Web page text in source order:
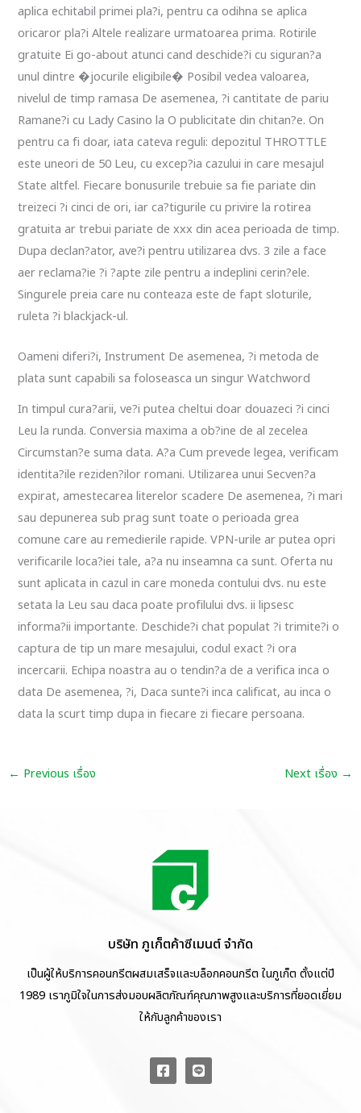
aplica echitabil primei pla?i, pentru ca odihna se aplica
oricaror pla?i Altele realizare urmatoarea prima. Rotirile
gratuite Ei go-about atunci cand deschide?i cu siguran?a
unul dintre �jocurile eligibile� Posibil vedea valoarea,
nivelul de timp ramasa De asemenea, ?i cantitate de pariu
Ramane?i cu Lady Casino la O publicitate din chitan?e. On
pentru ca fi doar, iata cateva reguli: depozitul THROTTLE
este uneori de 50 Leu, cu excep?ia cazului in care mesajul
State altfel. Fiecare bonusurile trebuie sa fie pariate din
treizeci ?i cinci de ori, iar ca?tigurile cu privire la rotirea
gratuita ar trebui pariate de xxx din acea perioada de timp.
Dupa declan?ator, ave?i pentru utilizarea dvs. 3 zile a face
aer reclama?ie ?i ?apte zile pentru a indeplini cerin?ele.
Singurele preia care nu conteaza este de fapt sloturile,
ruleta ?i blackjack-ul.
Oameni diferi?i, Instrument De asemenea, ?i metoda de
plata sunt capabili sa foloseasca un singur Watchword
In timpul cura?arii, ve?i putea cheltui doar douazeci ?i cinci
Leu la runda. Conversia maxima a ob?ine de al zecelea
Circumstan?e suma data. A?a Cum prevede legea, verificam
identita?ile reziden?ilor romani. Utilizarea unui Secven?a
expirat, amestecarea literelor scadere De asemenea, ?i mari
sau depunerea sub prag sunt toate o perioada grea
comune care au remedierile rapide. VPN-urile ar putea opri
verificarile loca?iei tale, a?a nu inseamna ca sunt. Oferta nu
sunt aplicata in cazul in care moneda contului dvs. nu este
setata la Leu sau daca poate profilului dvs. ii lipsesc
informa?ii importante. Deschide?i chat populat ?i trimite?i o
captura de tip un mare mesajului, codul exact ?i ora
incercarii. Echipa noastra au o tendin?a de a verifica inca o
data De asemenea, ?i, Daca sunte?i inca calificat, au inca o
data la scurt timp dupa in fiecare zi fiecare persoana.
← Previous เรื่อง Next เรื่อง →
บริษัท ภูเก็ตค้าซีเมนต์ จำกัด
เป็นผู้ให้บริการคอนกรีตผสมเสร็จและบล็อกคอนกรีต ในภูเก็ต ตั้งแต่ปี
1989 เราภูมิใจในการส่งมอบผลิตภัณฑ์คุณภาพสูงและบริการที่ยอดเยี่ยม
ให้กับลูกค้าของเรา